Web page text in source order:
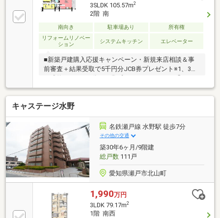
3SLDK 105.57m2
2階 南
南向き 駐車場あり
所有権
リフォームリノベー
ション
システムキッチン エレベーター
■新築戸建購入応援キャンペーン・新規来店相談＆事
前審査＋結果受取で5千円分JCB券プレゼント※1、3・
orネット見た」とお伝えいただいた方限定※2 掲載価格
にてご成約の場合のみ※3 新築戸建限定期間：2026年7
月31日■アピールLDK広々約28帖！駅徒歩約12分！パ
ントリー・WIC・納戸！周辺環境充実！■周辺環境・陶
原小学校まで徒歩10分(約740m)・水無瀬中学校まで徒
歩7分(約540m)・公園まで徒歩1分(約80m)・アピタ瀬
戸店まで徒歩9分(約680m)・ミニストップまで徒歩10
分(約730m)
キャステージ水野
名鉄瀬戸線 水野駅 徒歩7分
その他の交通
築30年6ヶ月/9階建
総戸数111戸
愛知県瀬戸市北山町
1,990万円
3LDK 79.17m2
1階 南西